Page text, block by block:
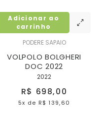
PODERE SAPAIO
VOLPOLO BOLGHERI
DOC 2022
2022
R$ 698,00
5x de R$ 139,60
Adicionar ao
carrinho